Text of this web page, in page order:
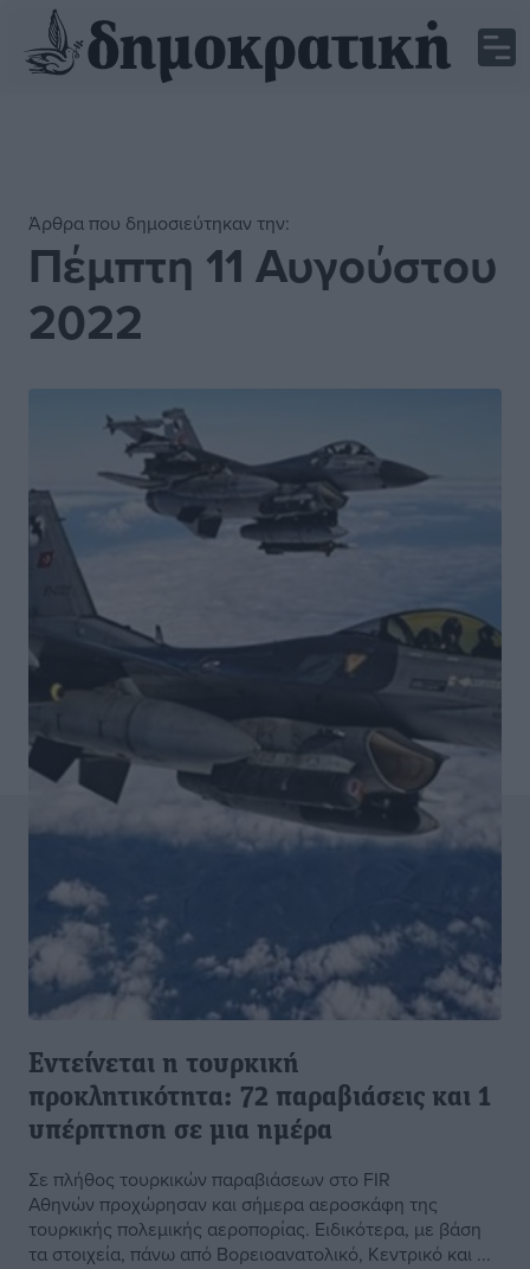
Άρθρα που δημοσιεύτηκαν την:
Πέμπτη 11 Αυγούστου
2022
Εντείνεται η τουρκική
προκλητικότητα: 72 παραβιάσεις και 1
υπέρπτηση σε μια ημέρα
Σε πλήθος τουρκικών παραβιάσεων στο FIR
Αθηνών προχώρησαν και σήμερα αεροσκάφη της
τουρκικής πολεμικής αεροπορίας. Ειδικότερα, με βάση
τα στοιχεία, πάνω από Βορειοανατολικό, Κεντρικό και ...